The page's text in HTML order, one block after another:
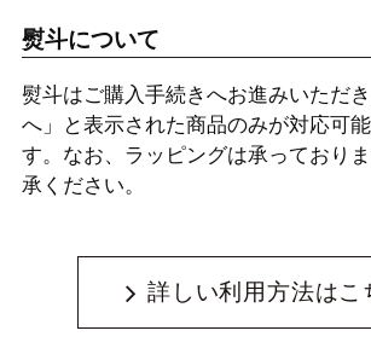
熨斗について
熨斗はご購入手続きへお進みいただ
へ」と表示された商品のみが対応可
す。なお、ラッピングは承っており
承ください。
詳しい利用方法はこ